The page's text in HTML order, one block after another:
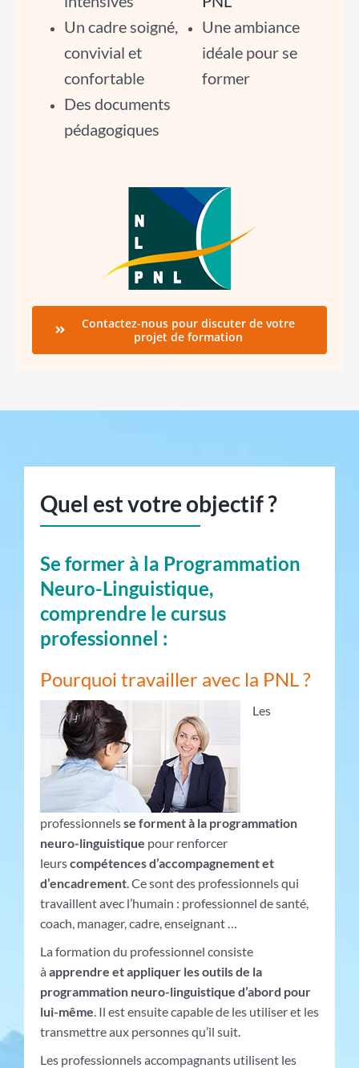
Un cadre soigné,
convivial et
confortable
Des documents
pédagogiques
Une ambiance
idéale pour se
former
Contactez-nous pour discuter de votre
projet de formation
Quel est votre objectif ?
Se former à la Programmation
Neuro-Linguistique,
comprendre le cursus
professionnel :
Pourquoi travailler avec la PNL ?
Les
professionnelsse forment à la programmation
neuro-linguistique pour renforcer
leurscompétences d’accompagnement et
d’encadrement. Ce sont des professionnels qui
travaillent avec l’humain : professionnel de santé,
coach, manager, cadre, enseignant …
La formation du professionnel consiste
à apprendre et appliquer les outils de la
programmation neuro-linguistique d’abord pour
lui-même . Il est ensuite capable de les utiliser et les
transmettre aux personnes qu’il suit.
Les professionnels accompagnants utilisent les